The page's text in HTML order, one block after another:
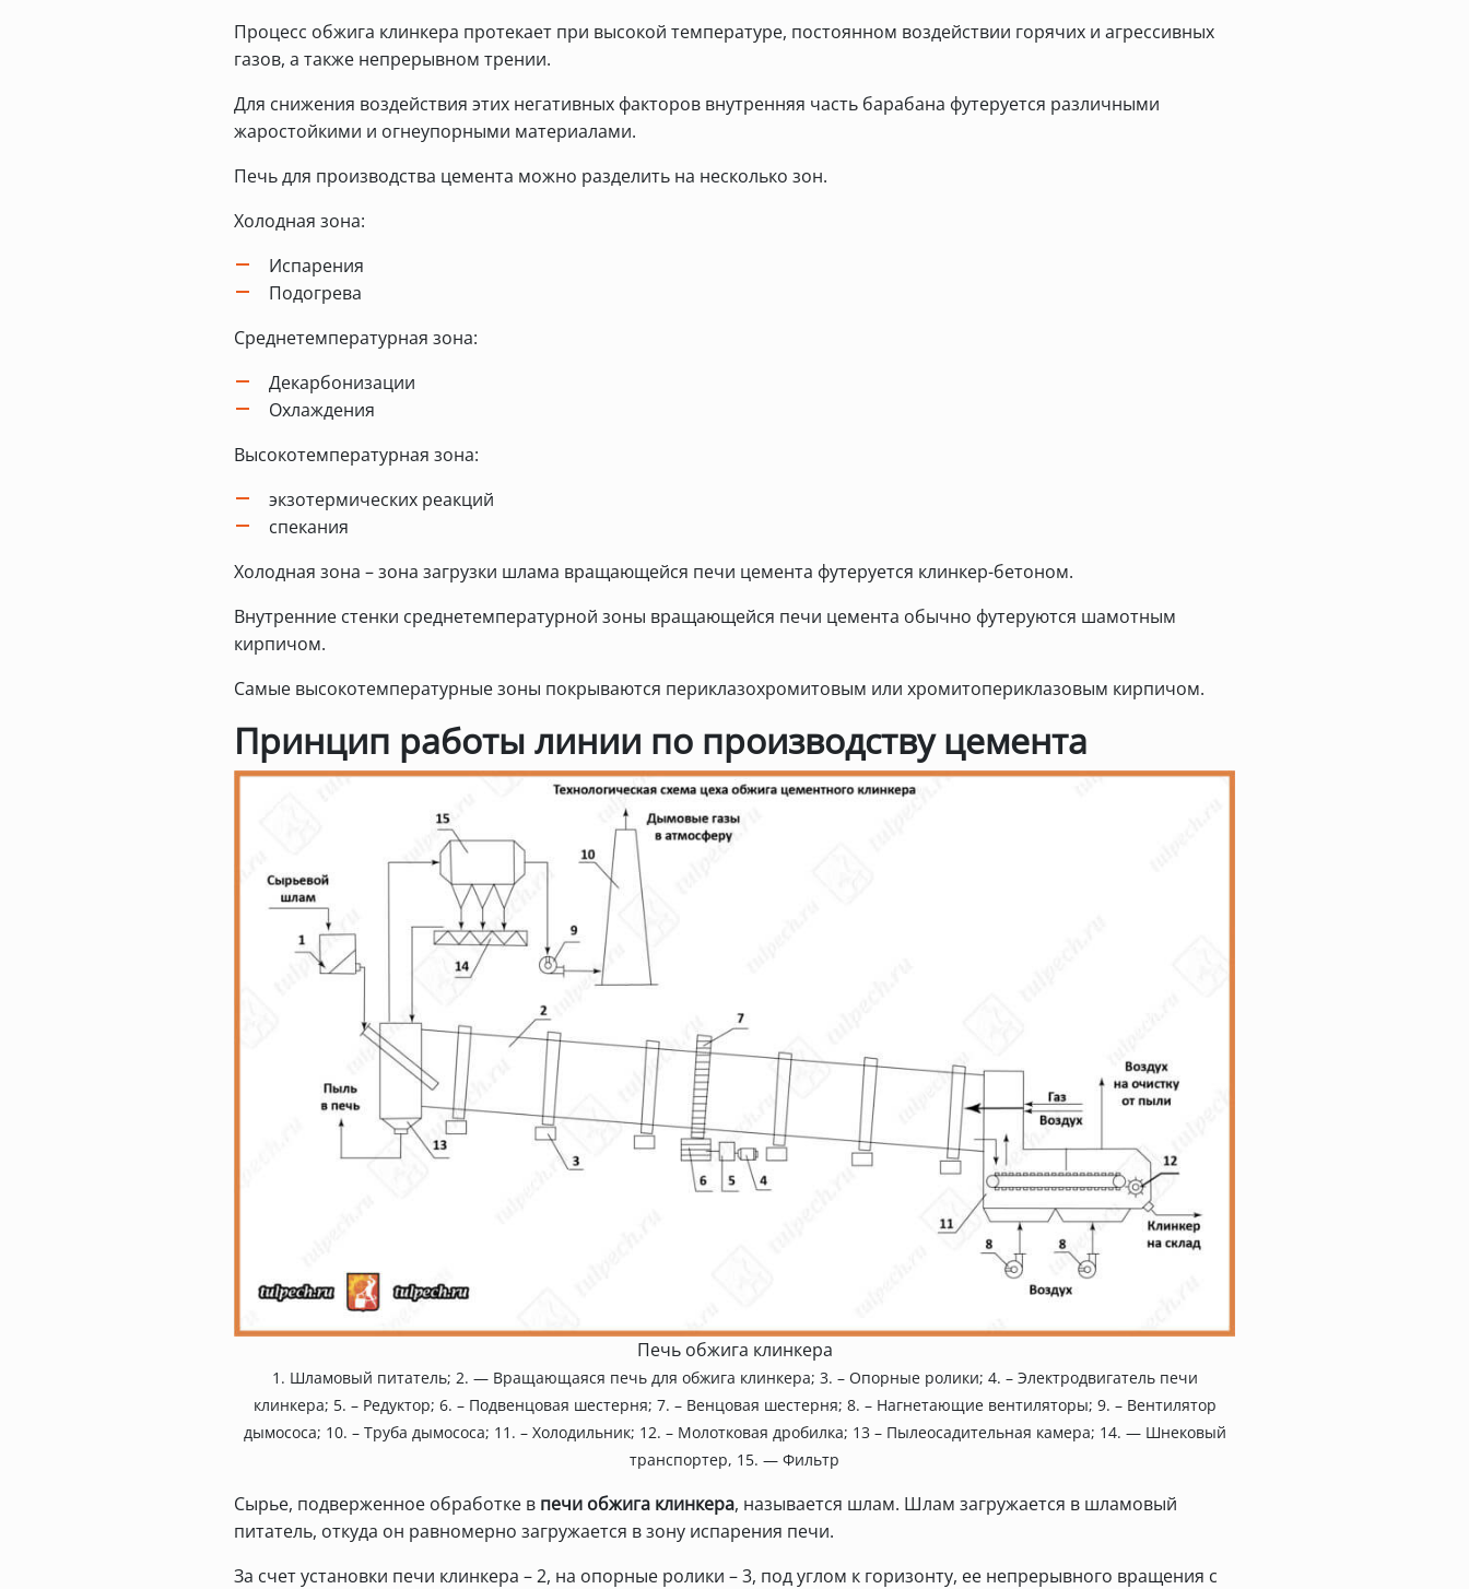
Процесс обжига клинкера протекает при высокой температуре, постоянном воздействии горячих и агрессивных
газов, а также непрерывном трении.
Для снижения воздействия этих негативных факторов внутренняя часть барабана футеруется различными
жаростойкими и огнеупорными материалами.
Печь для производства цемента можно разделить на несколько зон.
Холодная зона:
Испарения
Подогрева
Среднетемпературная зона:
Декарбонизации
Охлаждения
Высокотемпературная зона:
экзотермических реакций
спекания
Холодная зона – зона загрузки шлама вращающейся печи цемента футеруется клинкер-бетоном.
Внутренние стенки среднетемпературной зоны вращающейся печи цемента обычно футеруются шамотным
кирпичом.
Самые высокотемпературные зоны покрываются периклазохромитовым или хромитопериклазовым кирпичом.
Принцип работы линии по производству цемента
Печь обжига клинкера
1. Шламовый питатель; 2. — Вращающаяся печь для обжига клинкера; 3. – Опорные ролики; 4. – Электродвигатель печи
клинкера; 5. – Редуктор; 6. – Подвенцовая шестерня; 7. – Венцовая шестерня; 8. – Нагнетающие вентиляторы; 9. – Вентилятор
дымососа; 10. – Труба дымососа; 11. – Холодильник; 12. – Молотковая дробилка; 13 – Пылеосадительная камера; 14. — Шнековый
транспортер, 15. — Фильтр
Сырье, подверженное обработке в печи обжига клинкера, называется шлам. Шлам загружается в шламовый
питатель, откуда он равномерно загружается в зону испарения печи.
За счет установки печи клинкера – 2, на опорные ролики – 3, под углом к горизонту, ее непрерывного вращения с